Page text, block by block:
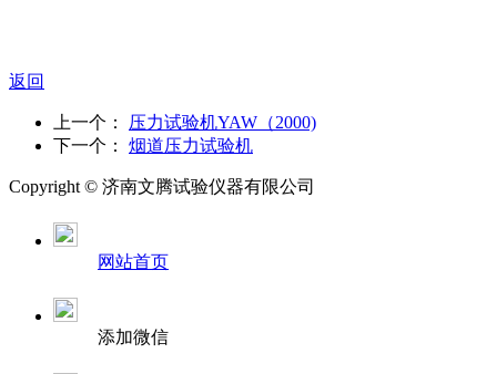
返回
上一个： 压力试验机YAW（2000)
下一个： 烟道压力试验机
Copyright © 济南文腾试验仪器有限公司
网站首页
添加微信